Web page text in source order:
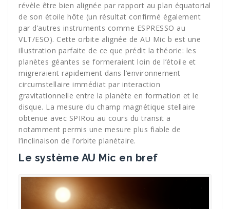
révèle être bien alignée par rapport au plan équatorial
de son étoile hôte (un résultat confirmé également
par d’autres instruments comme ESPRESSO au
VLT/ESO). Cette orbite alignée de AU Mic b est une
illustration parfaite de ce que prédit la théorie: les
planètes géantes se formeraient loin de l’étoile et
migreraient rapidement dans l’environnement
circumstellaire immédiat par interaction
gravitationnelle entre la planète en formation et le
disque. La mesure du champ magnétique stellaire
obtenue avec SPIRou au cours du transit a
notamment permis une mesure plus fiable de
l’inclinaison de l’orbite planétaire.
Le système AU Mic en bref